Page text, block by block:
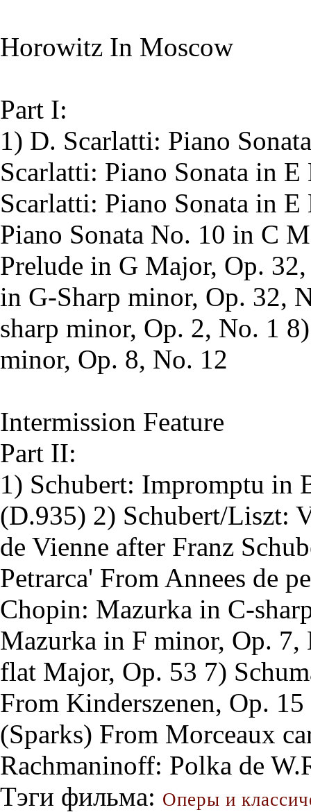
Horowitz In Moscow
Part I:
1) D. Scarlatti: Piano
Scarlatti: Piano Sonata in
Scarlatti: Piano Sonata in
Piano Sonata No. 10 in C
Prelude in G Major, Op.
in G-Sharp minor, Op. 32,
sharp minor, Op. 2, No. 1
minor, Op. 8, No. 12
Intermission Feature
Part II:
1) Schubert: Impromptu in
(D.935) 2) Schubert/Liszt:
de Vienne after Franz
Petrarca' From Annees de
Chopin: Mazurka in C-
Mazurka in F minor, Op.
flat Major, Op. 53 7)
From Kinderszenen, Op.
(Sparks) From Morceaux
Rachmaninoff: Polka de
Тэги фильма: Оперы и